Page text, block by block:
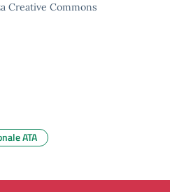
Creative Commons
ATA